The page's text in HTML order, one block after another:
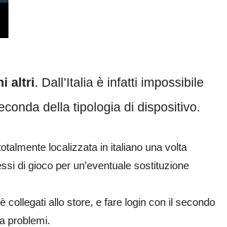
altri. Dall’Italia è infatti impossibile
della tipologia di dispositivo.
localizzata in italiano una volta
di gioco per un’eventuale sostituzione
collegati allo store, e fare login con il secondo
problemi.